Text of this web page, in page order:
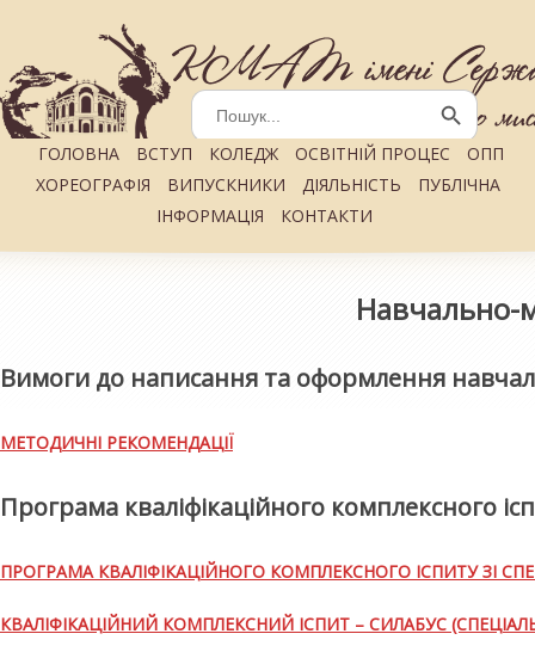
Search
Search Button
ГОЛОВНА ВСТУП КОЛЕДЖ ОСВІТНІЙ ПРОЦЕС
ОПП
ХОРЕОГРАФІЯ
ВИПУСКНИКИ ДІЯЛЬНІСТЬ
ПУБЛІЧНА
ІНФОРМАЦІЯ
КОНТАКТИ
Навчально-
Вимоги до написання та оформлення
МЕТОДИЧНІ РЕКОМЕНДАЦІЇ
Програма кваліфікаційного комплексного
ПРОГРАМА КВАЛІФІКАЦІЙНОГО КОМПЛЕКСНОГО ІСПИТУ ЗІ
КВАЛІФІКАЦІЙНИЙ КОМПЛЕКСНИЙ ІСПИТ – СИЛАБУС